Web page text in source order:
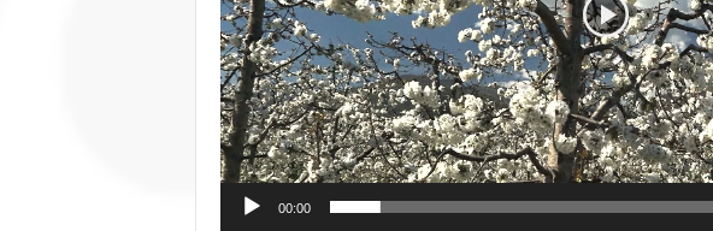
00:00